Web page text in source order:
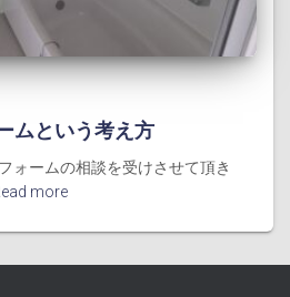
ムという考え方
ォームの相談を受けさせて頂き
more